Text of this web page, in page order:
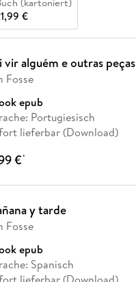
€
vir alguém e outras peças
Fosse
epub
Portugiesisch
lieferbar (Download)
€*
y tarde
Fosse
epub
Spanisch